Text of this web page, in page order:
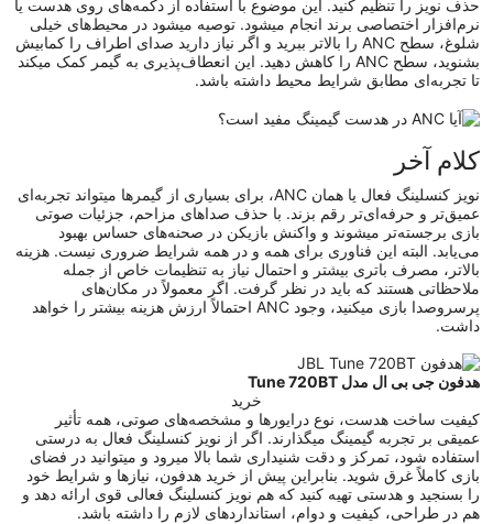
حذف نویز را تنظیم کنید. این موضوع با استفاده از دکمه‌های روی هدست یا
نرم‌افزار اختصاصی برند انجام میشود. توصیه میشود در محیط‌های خیلی
شلوغ، سطح ANC را بالاتر ببرید و اگر نیاز دارید صدای اطراف را کمابیش
بشنوید، سطح ANC را کاهش دهید. این انعطاف‌پذیری به گیمر کمک میکند
تا تجربه‌ای مطابق شرایط محیط داشته باشد.
کلام آخر
نویز کنسلینگ فعال یا همان ANC، برای بسیاری از گیمرها میتواند تجربه‌ای
عمیق‌تر و حرفه‌ای‌تر رقم بزند. با حذف صداهای مزاحم، جزئیات صوتی
بازی برجسته‌تر میشوند و واکنش بازیکن در صحنه‌های حساس بهبود
می‌یابد. البته این فناوری برای همه و در همه شرایط ضروری نیست. هزینه
بالاتر، مصرف باتری بیشتر و احتمال نیاز به تنظیمات خاص از جمله
ملاحظاتی هستند که باید در نظر گرفت. اگر معمولاً در مکان‌های
پرسر‌وصدا بازی میکنید، وجود ANC احتمالاً ارزش هزینه بیشتر را خواهد
داشت.
هدفون جی بی ال مدل Tune 720BT
خرید
کیفیت ساخت هدست، نوع درایورها و مشخصه‌های صوتی، همه تأثیر
عمیقی بر تجربه گیمینگ میگذارند. اگر از نویز کنسلینگ فعال به‌ درستی
استفاده شود، تمرکز و دقت شنیداری شما بالا میرود و میتوانید در فضای
بازی کاملاً غرق شوید. بنابراین پیش از خرید هدفون، نیازها و شرایط خود
را بسنجید و هدستی تهیه کنید که هم نویز کنسلینگ فعالی قوی ارائه دهد و
هم در طراحی، کیفیت و دوام، استانداردهای لازم را داشته باشد.